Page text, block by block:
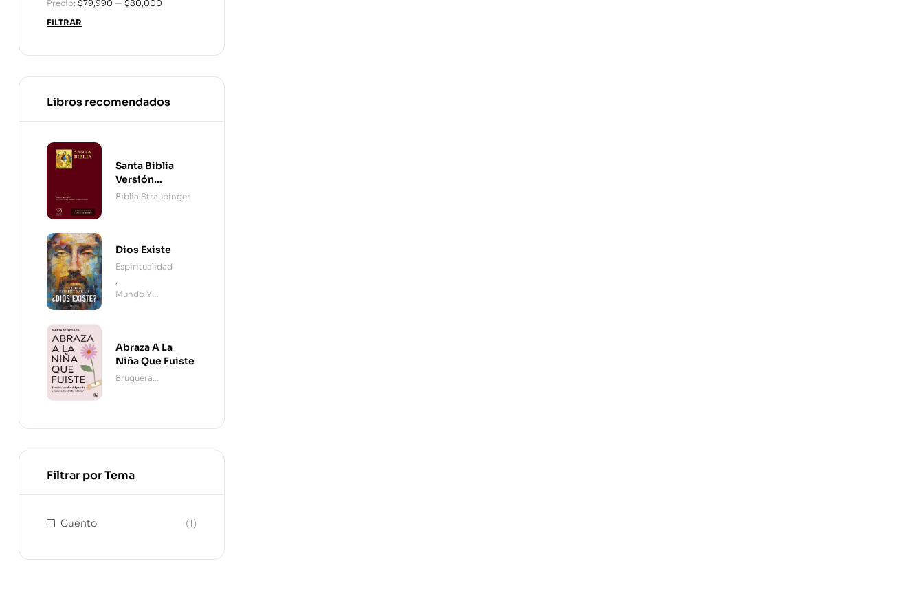
FILTRAR
Precio: $79,990 — $80,000
Libros recomendados
Santa Biblia
Versión
Straubinger - 2
Biblia Straubinger
Dios Existe
Espiritualidad
,
Mundo Y
Abraza A La
Niña Que Fuiste
Bruguera
Filtrar por Tema
Cuento (1)